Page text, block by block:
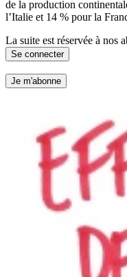
de la production
l’Italie et 14 % pour la
La suite est réservée à nos
Se connecter
Je m'abonne